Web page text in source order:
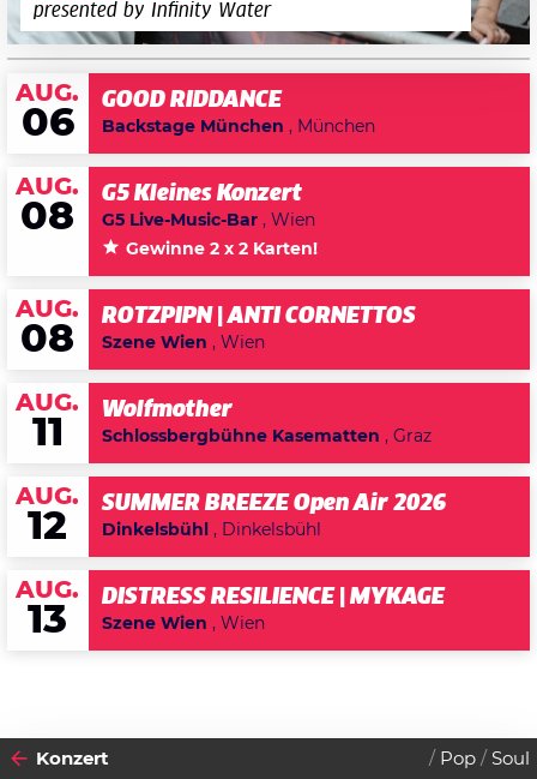
presented by Infinity Water
AUG.
06
GOOD RIDDANCE
Backstage München , München
AUG.
08
G5 Kleines Konzert
G5 Live-Music-Bar , Wien
Gewinne 2 x 2 Karten!
AUG.
08
ROTZPIPN | ANTI CORNETTOS
Szene Wien , Wien
AUG.
11
Wolfmother
Schlossbergbühne Kasematten , Graz
AUG.
12
SUMMER BREEZE Open Air 2026
Dinkelsbühl , Dinkelsbühl
AUG.
13
DISTRESS RESILIENCE | MYKAGE
Szene Wien , Wien
Konzert Pop Soul